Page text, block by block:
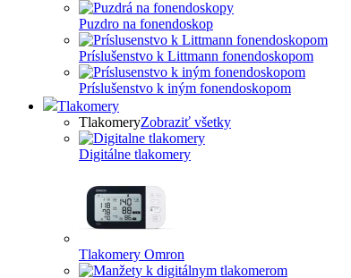
Puzdro na fonendoskop
Príslušenstvo k Littmann fonendoskopom
Príslušenstvo k iným fonendoskopom
Tlakomery
TlakomeryZobraziť všetky
Digitálne tlakomery
Tlakomery Omron